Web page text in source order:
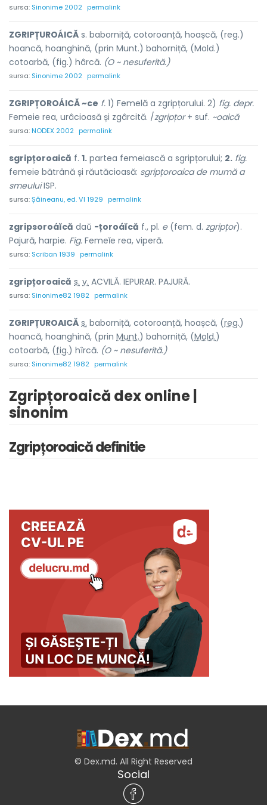
sursa: Sinonime 2002 permalink
ZGRIPȚUROÁICĂ s. baborniță, cotoroanță, hoașcă, (reg.)
hoancă, hoanghină, (prin Munt.) bahorniță, (Mold.)
cotoarbă, (fig.) hârcă. (O ~ nesuferită.)
sursa: Sinonime 2002 permalink
ZGRIPȚOROÁICĂ ~ce f. 1) Femelă a zgripțorului. 2) fig. depr.
Femeie rea, urâcioasă și zgârcită. /zgripțor+ suf. ~oaică
sursa:NODEX 2002 permalink
sgripțoroaică f. 1. partea femeiască a sgripțorului; 2. fig.
femeie bătrână și răutăcioasă: sgripțoroaica de mumă a
smeuluiISP.
sursa:Șăineanu, ed. VI 1929 permalink
zgripsoroáĭcă daŭ -țoroáĭcă f., pl. e(fem. d. zgripțor).
Pajură, harpie. Fig. Femeĭe rea, viperă.
sursa: Scriban 1939 permalink
zgripțoroaică s. v. ACVILĂ. IEPURAR. PAJURĂ.
sursa: Sinonime82 1982 permalink
ZGRIPȚUROAICĂ s. baborniță, cotoroanță, hoașcă, (reg.)
hoancă, hoanghină, (prin Munt.) bahorniță, (Mold.)
cotoarbă, (fig.) hîrcă. (O ~ nesuferită.)
sursa: Sinonime82 1982 permalink
Zgripțoroaică dex online |
sinonim
Zgripțoroaică definitie
© Dex.md. All Right Reserved
Social